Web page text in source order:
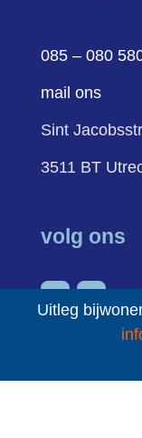
Uitleg
085 – 080
mail ons
Sint
3511 BT
volg ons